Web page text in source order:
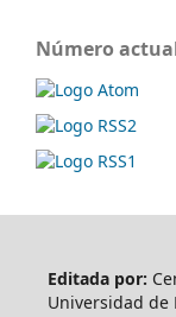
Número
Editada por:
Universidad de